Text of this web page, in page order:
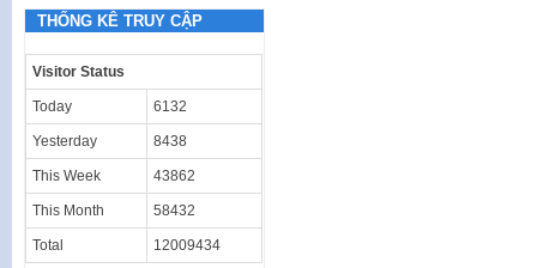
THỐNG KÊ TRUY CẬP
Visitor Status
Today 6132
Yesterday 8438
This Week 43862
This Month 58432
Total 12009434